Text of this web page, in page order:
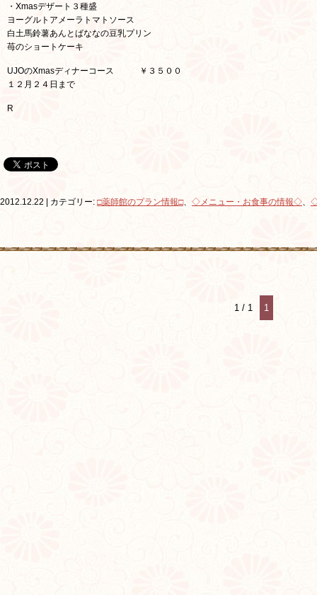
・Xmasデザート３種盛
ヨーグルトアメーラトマトソース
白土馬鈴薯あんとばななの豆乳プリン
苺のショートケーキ
UJOのXmasディナーコース ￥３５００
１２月２４日まで
R
2012.12.22 | カテゴリー: □薬師館のプラン情報□、 ◇メニュー・お食事の情報◇、
1 / 1 1